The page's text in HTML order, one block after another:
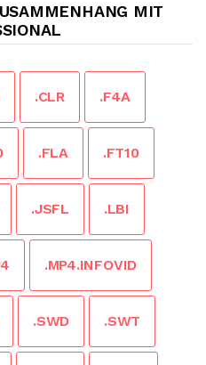
MIT
.CLR .F4A
.FLA .FT10
.JSFL .LBI
.MP4.INFOVID
.SWD .SWT